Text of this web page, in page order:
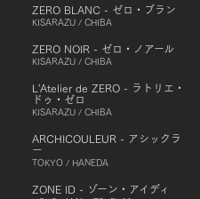
ZERO BLANC - ゼロ・ブラン
KISARAZU / CHIBA
ZERO NOIR - ゼロ・ノアール
KISARAZU / CHIBA
L'Atelier de ZERO - ラトリエ・
ドゥ・ゼロ
KISARAZU / CHIBA
ARCHICOULEUR - アシックラ
ー
TOKYO / HANEDA
ZONE ID - ゾーン・アイディ